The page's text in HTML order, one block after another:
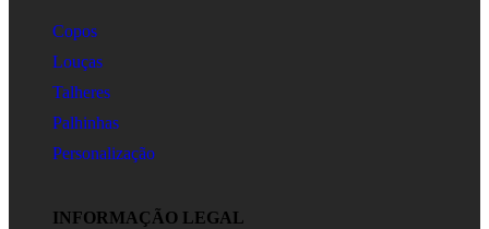
Copos
Louças
Talheres
Palhinhas
Personalização
INFORMAÇÃO LEGAL